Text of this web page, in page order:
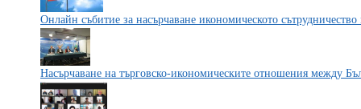
Онлайн събитие за насърчаване икономическото
Насърчаване на търговско-икономическите отношения между